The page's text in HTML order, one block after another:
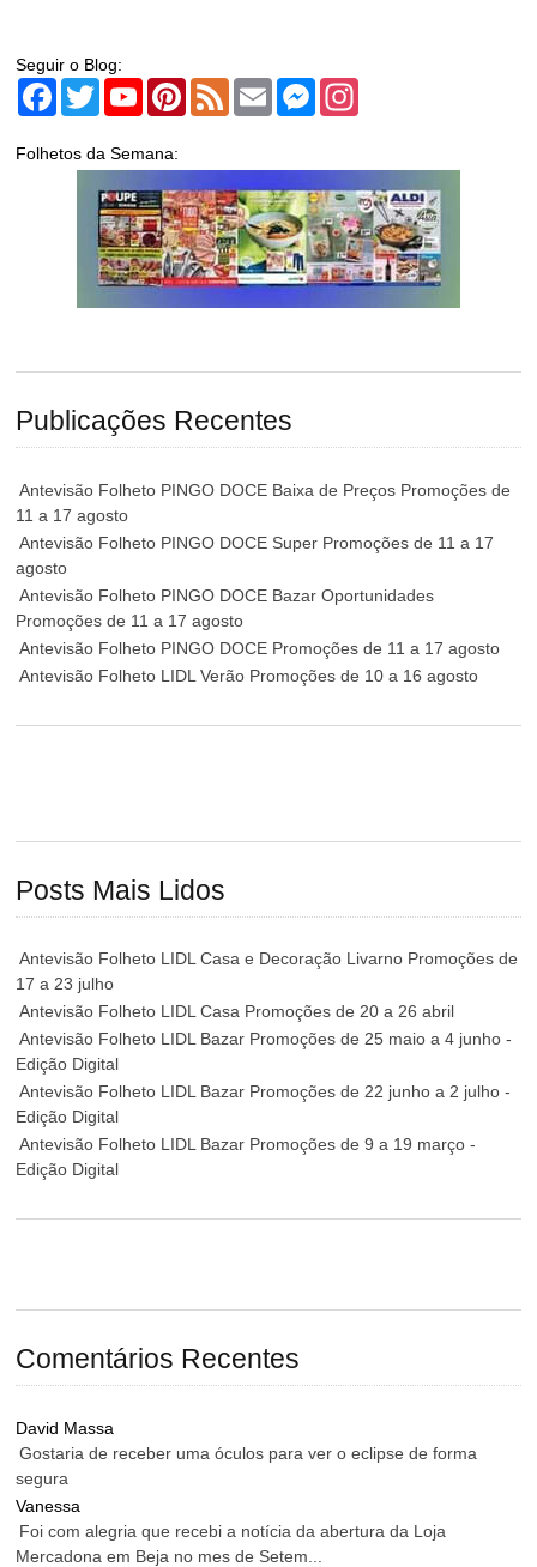
Seguir o Blog:
Facebook
TwitterYouTubePinterest
Feed Email Messenger
Folhetos da Semana:
Publicações Recentes
Antevisão Folheto PINGO DOCE Baixa de Preços Promoções de
11 a 17 agosto
Antevisão Folheto PINGO DOCE Super Promoções de 11 a 17
agosto
Antevisão Folheto PINGO DOCE Bazar Oportunidades
Promoções de 11 a 17 agosto
Antevisão Folheto PINGO DOCE Promoções de 11 a 17 agosto
Antevisão Folheto LIDL Verão Promoções de 10 a 16 agosto
Posts Mais Lidos
Antevisão Folheto LIDL Casa e Decoração Livarno Promoções de
17 a 23 julho
Antevisão Folheto LIDL Casa Promoções de 20 a 26 abril
Antevisão Folheto LIDL Bazar Promoções de 25 maio a 4 junho -
Edição Digital
Antevisão Folheto LIDL Bazar Promoções de 22 junho a 2 julho -
Edição Digital
Antevisão Folheto LIDL Bazar Promoções de 9 a 19 março -
Edição Digital
Comentários Recentes
David Massa
Gostaria de receber uma óculos para ver o eclipse de forma
segura
Vanessa
Foi com alegria que recebi a notícia da abertura da Loja
Mercadona em Beja no mes de Setem...